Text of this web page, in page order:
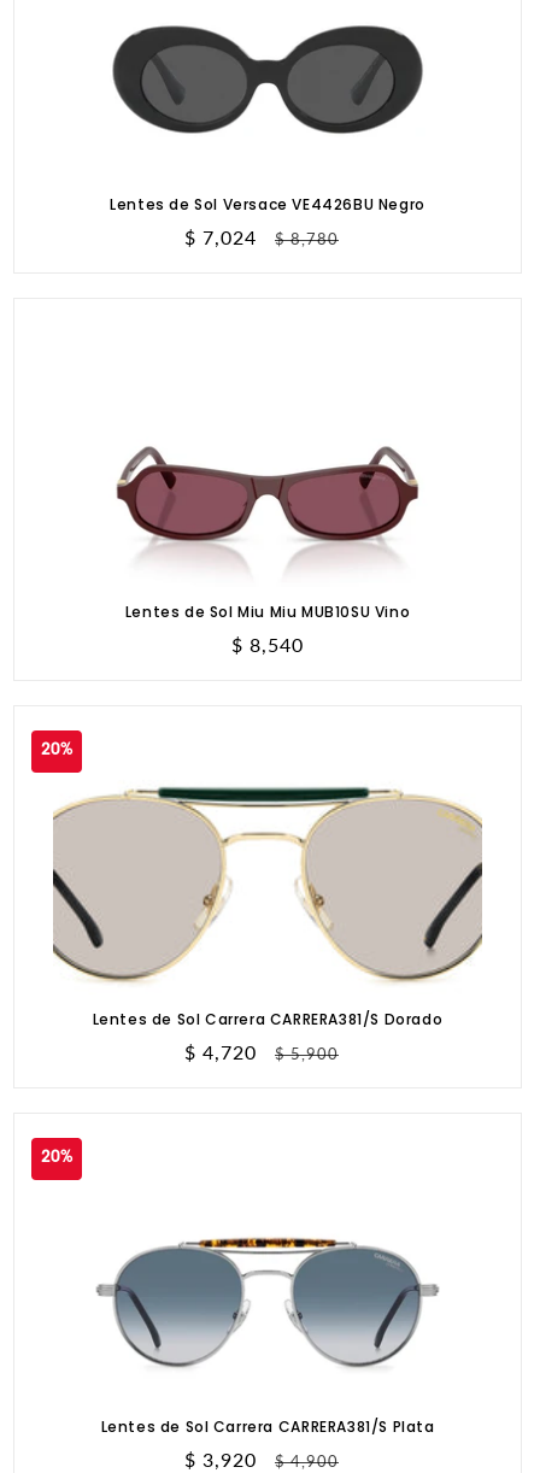
Lentes de Sol Versace VE4426BU Negro
Precio
$ 7,024
Precio
$ 8,780
Lentes de Sol Miu Miu MUB10SU Vino
Precio
$ 8,540
20%
Lentes de Sol Carrera CARRERA381/S Dorado
Precio
$ 4,720
Precio
$ 5,900
20%
Lentes de Sol Carrera CARRERA381/S Plata
Precio
$ 3,920
Precio
$ 4,900